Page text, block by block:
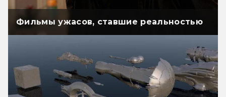
Фильмы ужасов, ставшие реальностью